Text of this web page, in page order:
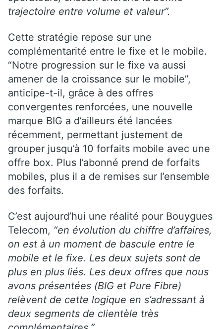
trajectoire entre volume et valeur”.
Cette stratégie repose sur une
complémentarité entre le fixe et le mobile.
“Notre progression sur le fixe va aussi
amener de la croissance sur le mobile”,
anticipe-t-il, grâce à des offres
convergentes renforcées, une nouvelle
marque BIG a d’ailleurs été lancées
récemment, permettant justement de
grouper jusqu’à 10 forfaits mobile avec une
offre box. Plus l’abonné prend de forfaits
mobiles, plus il a de remises sur l’ensemble
des forfaits.
C’est aujourd’hui une réalité pour Bouygues
Telecom, “en évolution du chiffre d’affaires,
on est à un moment de bascule entre le
mobile et le fixe. Les deux sujets sont de
plus en plus liés. Les deux offres que nous
avons présentées (BIG et Pure Fibre)
relèvent de cette logique en s’adressant à
deux segments de clientèle très